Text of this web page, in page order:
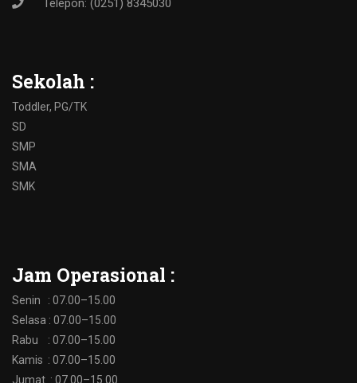
Telepon: (0251) 8345030
Sekolah :
Toddler, PG/TK
SD
SMP
SMA
SMK
Jam Operasional :
Senin : 07.00–15.00
Selasa : 07.00–15.00
Rabu : 07.00–15.00
Kamis : 07.00–15.00
Jumat : 07.00–15.00